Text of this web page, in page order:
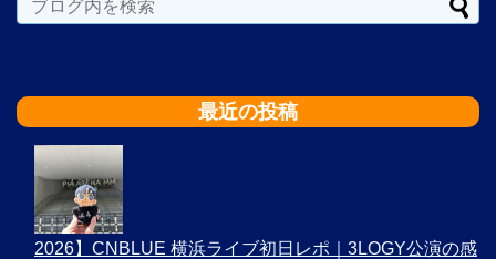
最近の投稿
2026】CNBLUE 横浜ライブ初日レポ｜3LOGY公演の感